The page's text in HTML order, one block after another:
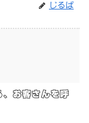
じるば
お客さんを呼